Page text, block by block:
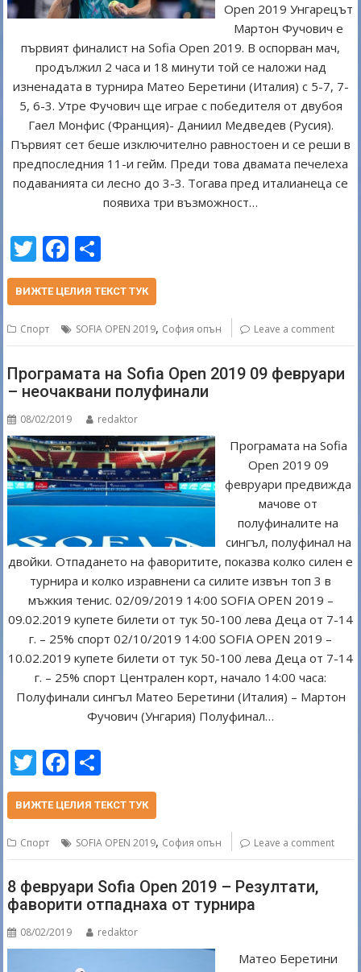
Open 2019 Унгарецът
Мартон Фучович е
първият финалист на Sofia Open 2019. В оспорван мач,
продължил 2 часа и 18 минути той се наложи над
изненадата в турнира Матео Беретини (Италия) с 5-7, 7-
5, 6-3. Утре Фучович ще играе с победителя от двубоя
Гаел Монфис (Франция)- Даниил Медведев (Русия).
Първият сет беше изключително равностоен и се реши в
предпоследния 11-и гейм. Преди това двамата печелеха
подаванията си лесно до 3-3. Тогава пред италианеца се
появиха три възможност…
T
w
itt
er
F
ac
e
b
o
o
k
h
ar
e
ВИЖТЕ ЦЕЛИЯ ТЕКСТ ТУК
Спорт SOFIA OPEN 2019, София опън Leave a comment
Програмата на Sofia Open 2019 09 февруари
– неочаквани полуфинали
08/02/2019 redaktor
Програмата на Sofia
Open 2019 09
февруари предвижда
мачове от
полуфиналите на
сингъл, полуфинал на
двойки. Отпадането на фаворитите, показва колко силен е
турнира и колко изравнени са силите извън топ 3 в
мъжкия тенис. 02/09/2019 14:00 SOFIA OPEN 2019 –
09.02.2019 купете билети от тук 50-100 лева Деца от 7-14
г. – 25% спорт 02/10/2019 14:00 SOFIA OPEN 2019 –
10.02.2019 купете билети от тук 50-100 лева Деца от 7-14
г. – 25% спорт Централен корт, начало 14:00 часа:
Полуфинали сингъл Матео Беретини (Италия) – Мартон
Фучович (Унгария) Полуфинал…
T
w
itt
er
F
ac
e
b
o
o
k
h
ar
e
ВИЖТЕ ЦЕЛИЯ ТЕКСТ ТУК
Спорт SOFIA OPEN 2019, София опън Leave a comment
8 февруари Sofia Open 2019 – Резултати,
фаворити отпаднаха от турнира
08/02/2019 redaktor
Матео Беретини